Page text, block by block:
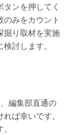
ンを押してく
みをカウント
掘り取材を実施
討します。
編集部直通の
ば幸いです。